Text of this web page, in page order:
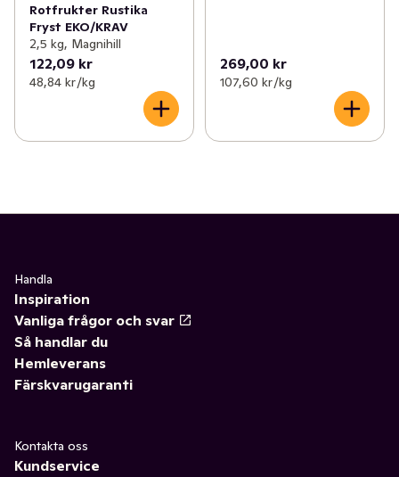
Rotfrukter Rustika
Fryst EKO/KRAV
2,5 kg, Magnihill
122,09 kr
48,84 kr /kg
269,00 kr
107,60 kr /kg
Handla
Inspiration
Vanliga frågor och svar
Så handlar du
Hemleverans
Färskvarugaranti
Kontakta oss
Kundservice